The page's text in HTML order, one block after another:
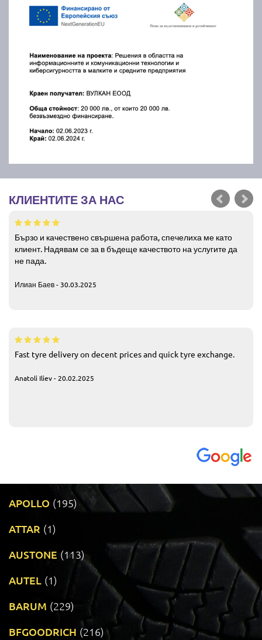
КЛИЕНТИТЕ ЗА НАС
Бързо и качествено свършена работа, спечелиха ме като
клиент. Надявам се за в бъдеще качеството на услугите да
не пада.
Илиан Баев - 30.03.2025
Fast tyre delivery on decent prices and quick tyre exchange.
Anatoli Iliev - 20.02.2025
APOLLO (195)
ATTAR (1)
AUSTONE (113)
AUTEL (1)
BARUM (229)
BFGOODRICH (216)